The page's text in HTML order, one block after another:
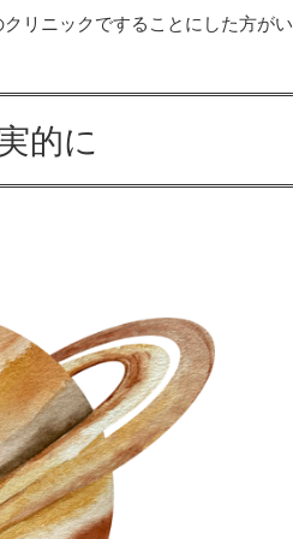
リニックですることにした方がい
的に